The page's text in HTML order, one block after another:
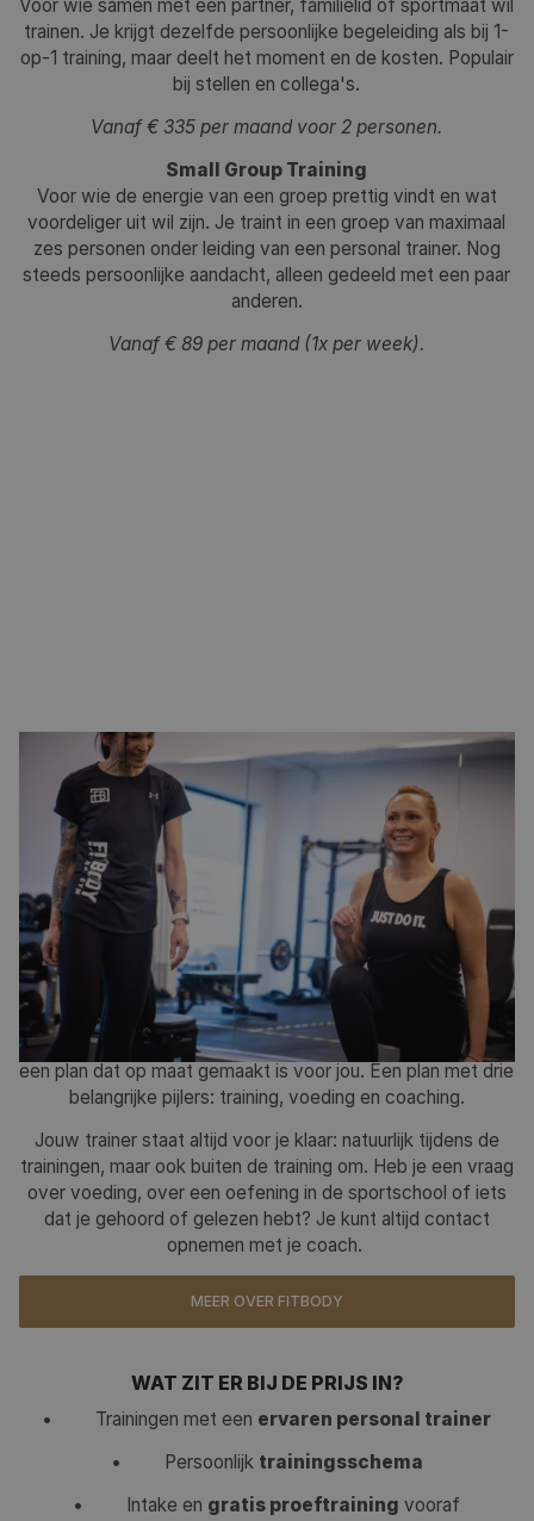
Voor wie samen met een partner, familielid of sportmaat wil
trainen. Je krijgt dezelfde persoonlijke begeleiding als bij 1-
op-1 training, maar deelt het moment en de kosten. Populair
bij stellen en collega's.
Vanaf € 335 per maand voor 2 personen.
Small Group Training
Voor wie de energie van een groep prettig vindt en wat
voordeliger uit wil zijn. Je traint in een groep van maximaal
zes personen onder leiding van een personal trainer. Nog
steeds persoonlijke aandacht, alleen gedeeld met een paar
anderen.
Vanaf € 89 per maand (1x per week).
WAT DOET FITBODY VOOR JOU?
Bij Fitbody nemen we Personal Training letterlijk, want we
leggen de nadruk op het woord 'personal'. Persoonlijke
aandacht staat bij ons hoog in het vaandel. We beginnen
met een gratis intake en proefles bij een van onze ervaren
trainers, want we willen je natuurlijk beter leren kennen. Zo
komen we te weten wat jouw persoonlijke doelen zijn en
welke factoren van invloed zijn op het behalen hiervan
(werk, privé en sociale omgeving). Aan de hand van deze
info en onze jarenlange ervaring maken we een
trainingsschema met krachttraining en/of cardiotraining en
een plan dat op maat gemaakt is voor jou. Een plan met drie
belangrijke pijlers: training, voeding en coaching.
Jouw trainer staat altijd voor je klaar: natuurlijk tijdens de
trainingen, maar ook buiten de training om. Heb je een vraag
over voeding, over een oefening in de sportschool of iets
dat je gehoord of gelezen hebt? Je kunt altijd contact
opnemen met je coach.
MEER OVER FITBODY
WAT ZIT ER BIJ DE PRIJS IN?
• Trainingen met een ervaren personal trainer
• Persoonlijk trainingsschema
• Intake en gratis proeftraining vooraf